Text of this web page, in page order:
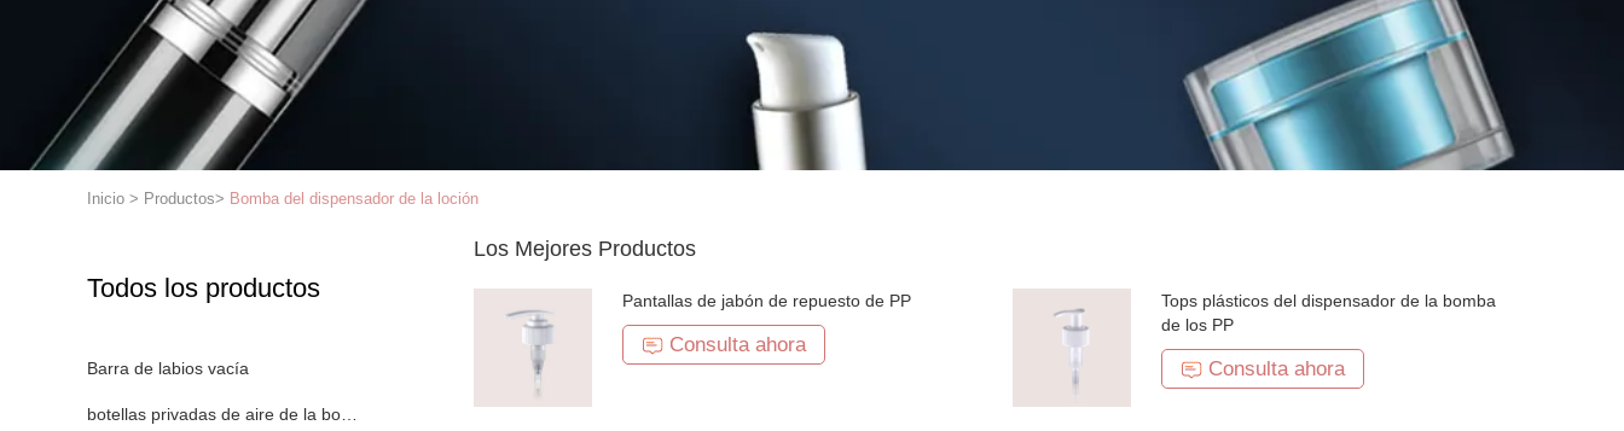
Inicio > Productos> Bomba del dispensador de la loción
Todos los productos
Barra de labios vacía
botellas privadas de aire de la bomba
Los Mejores Productos
Pantallas de jabón de repuesto de PP
Consulta ahora
Tops plásticos del dispensador de la bomba
de los PP
Consulta ahora